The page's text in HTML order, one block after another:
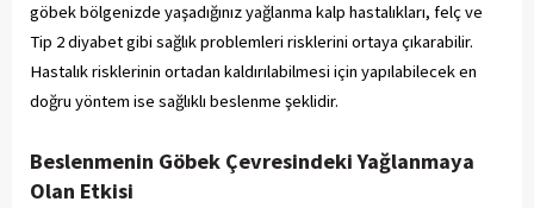
göbek bölgenizde yaşadığınız yağlanma kalp hastalıkları, felç ve
Tip 2 diyabet gibi sağlık problemleri risklerini ortaya çıkarabilir.
Hastalık risklerinin ortadan kaldırılabilmesi için yapılabilecek en
doğru yöntem ise sağlıklı beslenme şeklidir.
Beslenmenin Göbek Çevresindeki Yağlanmaya
Olan Etkisi